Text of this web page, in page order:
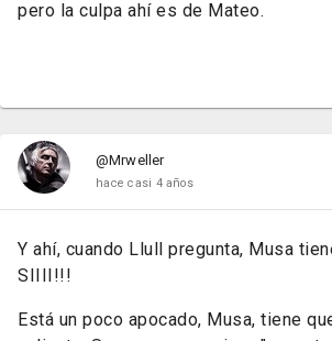
pero la culpa ahí es de Mateo.
@Mrweller
hace casi 4 años
Y ahí, cuando Llull pregunta, Musa
SIIII!!!
Está un poco apocado, Musa, tiene